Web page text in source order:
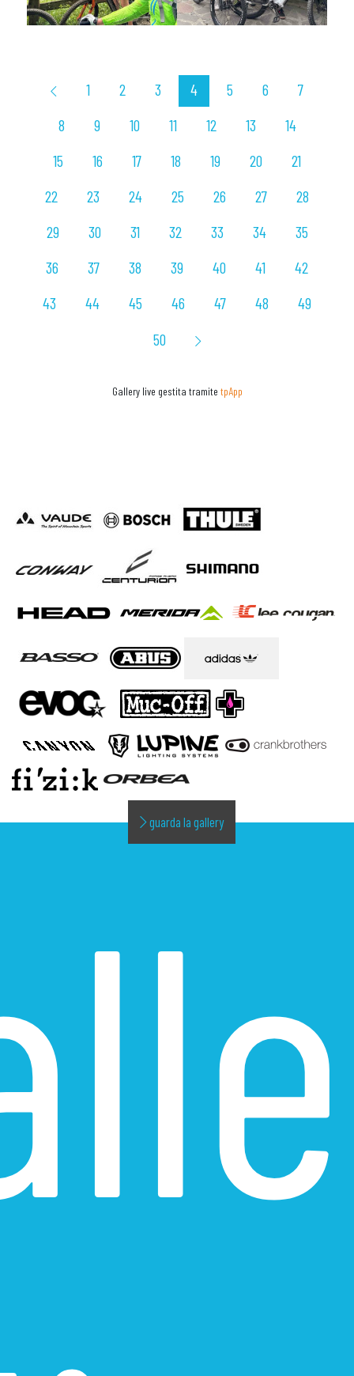
1 2 3 4 5 6
7
8
9 10 11 12 13
14
15
16 17 18 19 20
21
22
23 24 25 26 27
28
29
30 31 32 33 34
35
36
37 38 39 40 41
42
43
44 45 46 47 48
49
50
Gallery live gestita tramite tpApp
guarda la gallery